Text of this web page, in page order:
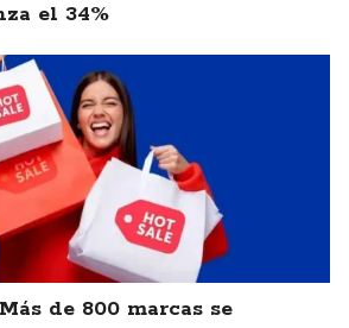
el 34%
de 800 marcas se